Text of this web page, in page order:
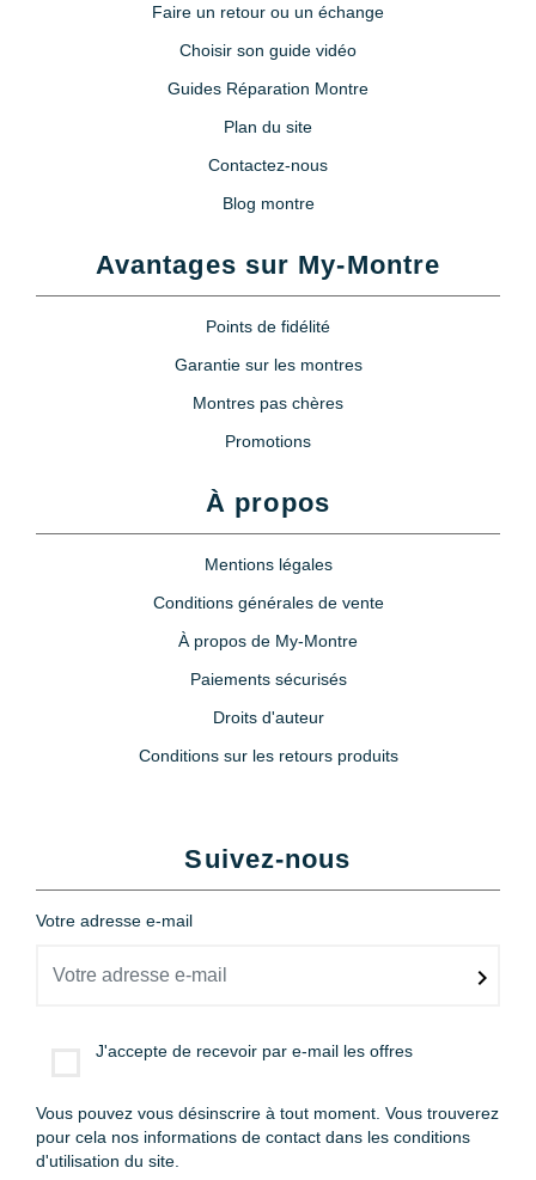
Faire un retour ou un échange
Choisir son guide vidéo
Guides Réparation Montre
Plan du site
Contactez-nous
Blog montre
Avantages sur My-Montre
Points de fidélité
Garantie sur les montres
Montres pas chères
Promotions
À propos
Mentions légales
Conditions générales de vente
À propos de My-Montre
Paiements sécurisés
Droits d'auteur
Conditions sur les retours produits
Suivez-nous
Votre adresse e-mail
J'accepte de recevoir par e-mail les offres
Vous pouvez vous désinscrire à tout moment. Vous trouverez
pour cela nos informations de contact dans les conditions
d'utilisation du site.